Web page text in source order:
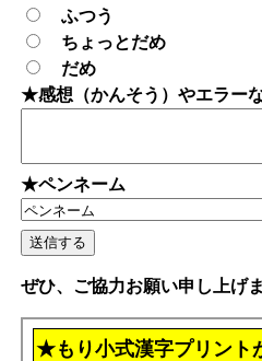
ふつう
ちょっとだめ
だめ
★感想（かんそう）やエラー
★ペンネーム
ぜひ、ご協力お願い申し上げま